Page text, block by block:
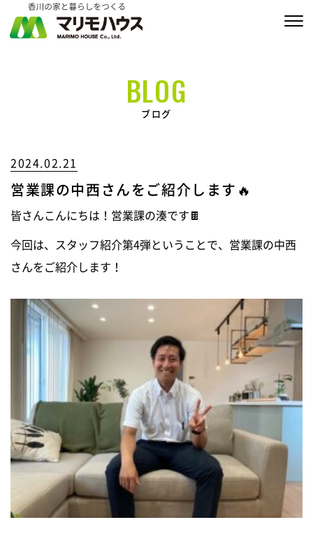
商品ラインナップ
施工実績
会社情報
ブログ
ニュース
イベントに参加
モデルハウスを見る
資料請求・お問い合わせ
プライバシーポリシー
BLOG
ブログ
2024.02.21
営業課の中西さんをご紹介します🔥
皆さんこんにちは！営業課の湊です🍫
今回は、スタッフ紹介第4弾ということで、営業課の中西
さんをご紹介します！